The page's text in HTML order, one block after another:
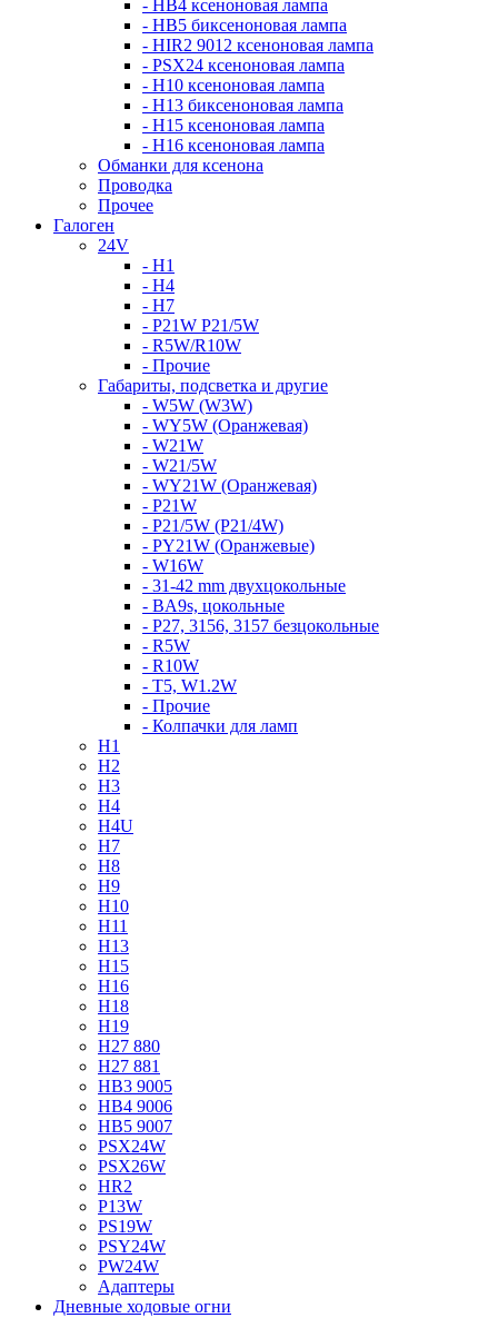
- HB4 ксеноновая лампа
- HB5 биксеноновая лампа
- HIR2 9012 ксеноновая лампа
- PSX24 ксеноновая лампа
- H10 ксеноновая лампа
- H13 биксеноновая лампа
- H15 ксеноновая лампа
- H16 ксеноновая лампа
Обманки для ксенона
Проводка
Прочее
Галоген
24V
- H1
- H4
- H7
- P21W P21/5W
- R5W/R10W
- Прочие
Габариты, подсветка и другие
- W5W (W3W)
- WY5W (Оранжевая)
- W21W
- W21/5W
- WY21W (Оранжевая)
- P21W
- P21/5W (P21/4W)
- PY21W (Оранжевые)
- W16W
- 31-42 mm двухцокольные
- BA9s, цокольные
- P27, 3156, 3157 безцокольные
- R5W
- R10W
- T5, W1.2W
- Прочие
- Колпачки для ламп
H1
H2
H3
H4
H4U
H7
H8
H9
H10
H11
H13
H15
H16
H18
H19
H27 880
H27 881
HB3 9005
HB4 9006
HB5 9007
PSX24W
PSX26W
HR2
P13W
PS19W
PSY24W
PW24W
Адаптеры
Дневные ходовые огни